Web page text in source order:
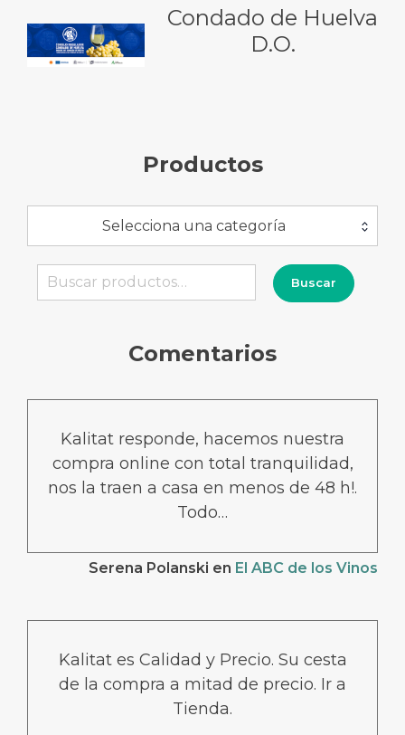
Condado de Huelva
D.O.
Productos
Selecciona una categoría
Buscar
Buscar
Comentarios
Kalitat responde, hacemos nuestra
compra online con total tranquilidad,
nos la traen a casa en menos de 48 h!.
Todo…
Serena Polanski en El ABC de los Vinos
Kalitat es Calidad y Precio. Su cesta
de la compra a mitad de precio. Ir a
Tienda.